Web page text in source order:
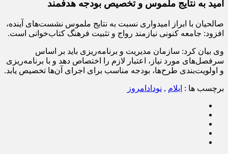
امید به نتایج ملموس و تخصیص بودجه هدفمند
صالحیان با ابراز امیدواری نسبت به نتایج ملموس نشست‌های آینده،
افزود: جامعه کنونی نیازمند رواج و تثبیت فرهنگ کتاب‌خوانی است.
وی بیان کرد: سازمان مدیریت و برنامه‌ریزی باید بر اساس
سرفصل‌های مورد نیاز، اعتبار لازم را اختصاص دهد و با برنامه‌ریزی
و اولویت‌بندی طرح‌ها، بودجه مناسب برای اجرای آن‌ها تخصیص یابد.
برچسب ها : ایلام , نودادامروز